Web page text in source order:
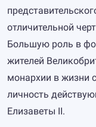
отличительной
Большую роль в
жителей
монархии в жизни
личность
Елизаветы II.